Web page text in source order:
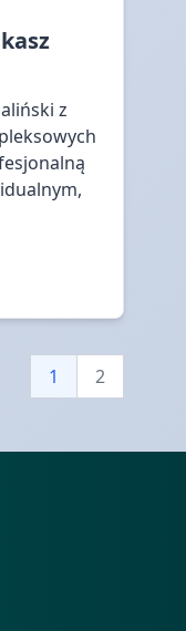
z
1 2